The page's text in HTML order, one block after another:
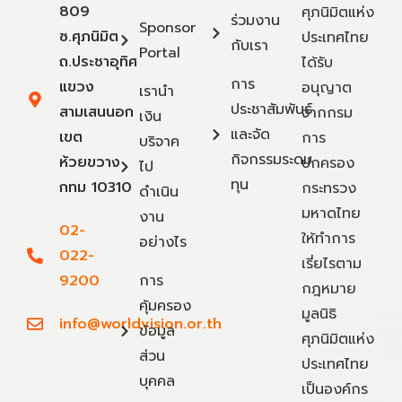
809
ซ.ศุภนิมิต
ถ.ประชาอุทิศ
แขวง
สามเสนนอก
เขต
ห้วยขวาง
กทม 10310
02-
022-
9200
info@worldvision.or.th
Sponsor
Portal
เรานำ
เงิน
บริจาค
ไป
ดำเนิน
งาน
อย่างไร
การ
คุ้มครอง
ข้อมูล
ส่วน
บุคคล
ร่วมงาน
กับเรา
การ
ประชาสัมพันธ์
และจัด
กิจกรรมระดม
ทุน
ศุภนิมิตแห่ง
ประเทศไทย
ได้รับ
อนุญาต
จากกรม
การ
ปกครอง
กระทรวง
มหาดไทย
ให้ทำการ
เรี่ยไรตาม
กฎหมาย
มูลนิธิ
ศุภนิมิตแห่ง
ประเทศไทย
เป็นองค์กร